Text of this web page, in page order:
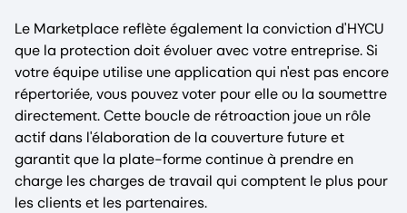
Le Marketplace reflète également la conviction d'HYCU
que la protection doit évoluer avec votre entreprise. Si
votre équipe utilise une application qui n'est pas encore
répertoriée, vous pouvez voter pour elle ou la soumettre
directement. Cette boucle de rétroaction joue un rôle
actif dans l'élaboration de la couverture future et
garantit que la plate-forme continue à prendre en
charge les charges de travail qui comptent le plus pour
les clients et les partenaires.